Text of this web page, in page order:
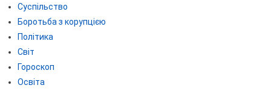
Суспільство
Боротьба з корупцією
Політика
Світ
Гороскоп
Освіта